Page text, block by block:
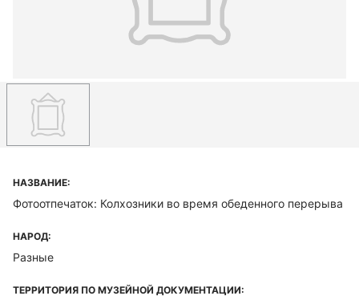
НАЗВАНИЕ:
Фотоотпечаток: Колхозники во время обеденного перерыва
НАРОД:
Разные
ТЕРРИТОРИЯ ПО МУЗЕЙНОЙ ДОКУМЕНТАЦИИ: